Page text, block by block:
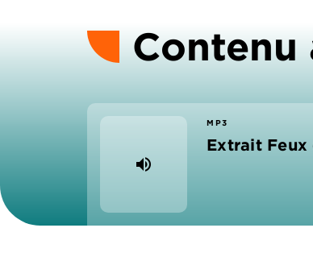
volume_up
MP3
Extrait Feux